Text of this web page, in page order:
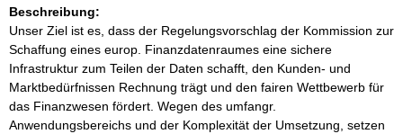
Beschreibung:
Unser Ziel ist es, dass der Regelungsvorschlag der Kommission zur
Schaffung eines europ. Finanzdatenraumes eine sichere
Infrastruktur zum Teilen der Daten schafft, den Kunden- und
Marktbedürfnissen Rechnung trägt und den fairen Wettbewerb für
das Finanzwesen fördert. Wegen des umfangr.
Anwendungsbereichs und der Komplexität der Umsetzung, setzen